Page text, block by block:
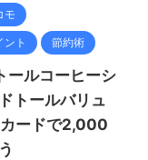
モ
ント 節約術
ールコーヒーシ
トールバリュ
ードで2,000